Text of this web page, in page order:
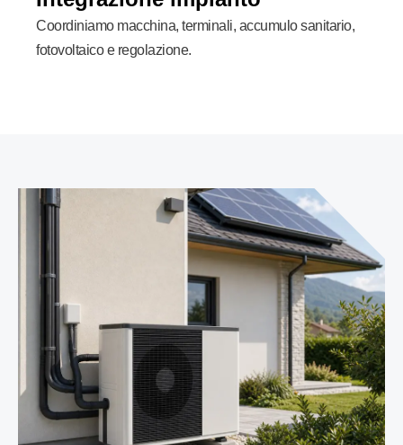
Coordiniamo macchina, terminali, accumulo sanitario,
fotovoltaico e regolazione.